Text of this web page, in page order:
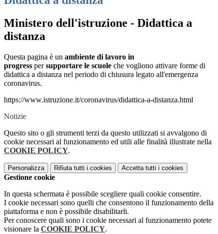
Ministero dell'istruzione - Didattica a
distanza
Questa pagina è un ambiente di lavoro in
progress persupportare le scuole che vogliono attivare forme di
didattica a distanza nel periodo di chiusura legato all'emergenza
coronavirus.
https://www.istruzione.it/coronavirus/didattica-a-distanza.html
Notizie
Questo sito o gli strumenti terzi da questo utilizzati si avvalgono di
cookie necessari al funzionamento ed utili alle finalità illustrate nella
COOKIE POLICY.
Personalizza Rifiuta tutti i cookies Accetta tutti i cookies
Gestione cookie
In questa schermata è possibile scegliere quali cookie consentire.
I cookie necessari sono quelli che consentono il funzionamento della
piattaforma e non è possibile disabilitarli.
Per conoscere quali sono i cookie necessari al funzionamento potete
visionare la COOKIE POLICY.